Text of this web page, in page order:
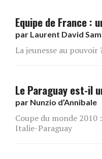
Equipe de France :
par Laurent David
La jeunesse au pouvoir
Le Paraguay est-il
par Nunzio d’Annibale
Coupe du monde
Italie-Paraguay